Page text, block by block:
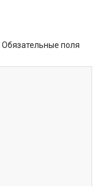
Обязательные поля